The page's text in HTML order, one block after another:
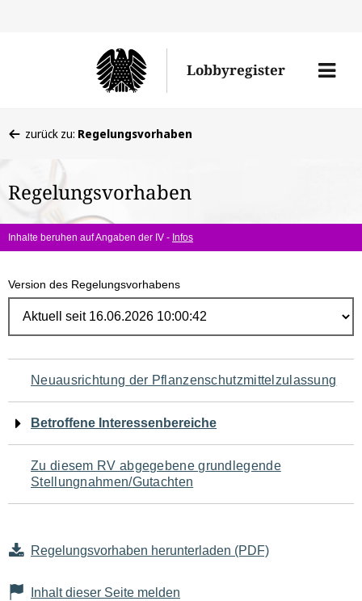
Lobbyregister
Menü
befinden
hier:
zurück zu: Regelungsvorhaben
Regelungsvorhaben
Inhalte beruhen auf Angaben der IV - Infos
Version des Regelungsvorhabens
Navigation
für
den
Seiteninhalt
Neuausrichtung der Pflanzenschutzmittelzulassung
Betroffene Interessenbereiche
Zu diesem RV abgegebene grundlegende
Stellungnahmen/Gutachten
Regelungsvorhaben herunterladen (PDF)
Inhalt dieser Seite melden